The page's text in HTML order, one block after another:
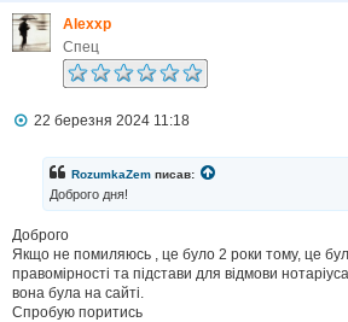
е
н
н
Alexxp
Спец
П
л
е
н
н
22 березня 2024 11:18
RozumkaZem писав:
Доброго дня!
Доброго
Якщо не помиляюсь , це було 2 роки тому, це
правомірності та підстави для відмови
вона була на сайті.
Спробую поритись